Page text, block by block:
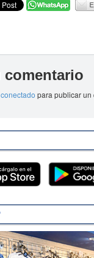
comentario
conectado para publicar un